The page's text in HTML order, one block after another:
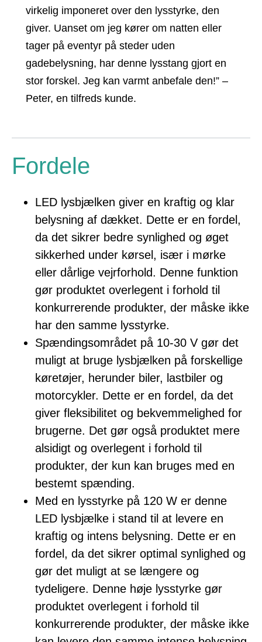
virkelig imponeret over den lysstyrke, den
giver. Uanset om jeg kører om natten eller
tager på eventyr på steder uden
gadebelysning, har denne lysstang gjort en
stor forskel. Jeg kan varmt anbefale den!” –
Peter, en tilfreds kunde.
Fordele
LED lysbjælken giver en kraftig og klar
belysning af dækket. Dette er en fordel,
da det sikrer bedre synlighed og øget
sikkerhed under kørsel, især i mørke
eller dårlige vejrforhold. Denne funktion
gør produktet overlegent i forhold til
konkurrerende produkter, der måske ikke
har den samme lysstyrke.
Spændingsområdet på 10-30 V gør det
muligt at bruge lysbjælken på forskellige
køretøjer, herunder biler, lastbiler og
motorcykler. Dette er en fordel, da det
giver fleksibilitet og bekvemmelighed for
brugerne. Det gør også produktet mere
alsidigt og overlegent i forhold til
produkter, der kun kan bruges med en
bestemt spænding.
Med en lysstyrke på 120 W er denne
LED lysbjælke i stand til at levere en
kraftig og intens belysning. Dette er en
fordel, da det sikrer optimal synlighed og
gør det muligt at se længere og
tydeligere. Denne høje lysstyrke gør
produktet overlegent i forhold til
konkurrerende produkter, der måske ikke